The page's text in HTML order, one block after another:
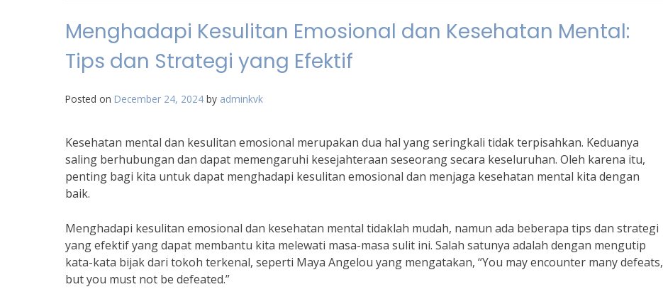
Menghadapi Kesulitan Emosional dan Kesehatan Mental:
Tips dan Strategi yang Efektif
Posted on December 24, 2024 by adminkvk
Kesehatan mental dan kesulitan emosional merupakan dua hal yang seringkali tidak terpisahkan. Keduanya
saling berhubungan dan dapat memengaruhi kesejahteraan seseorang secara keseluruhan. Oleh karena itu,
penting bagi kita untuk dapat menghadapi kesulitan emosional dan menjaga kesehatan mental kita dengan
baik.
Menghadapi kesulitan emosional dan kesehatan mental tidaklah mudah, namun ada beberapa tips dan strategi
yang efektif yang dapat membantu kita melewati masa-masa sulit ini. Salah satunya adalah dengan mengutip
kata-kata bijak dari tokoh terkenal, seperti Maya Angelou yang mengatakan, “You may encounter many defeats,
but you must not be defeated.”